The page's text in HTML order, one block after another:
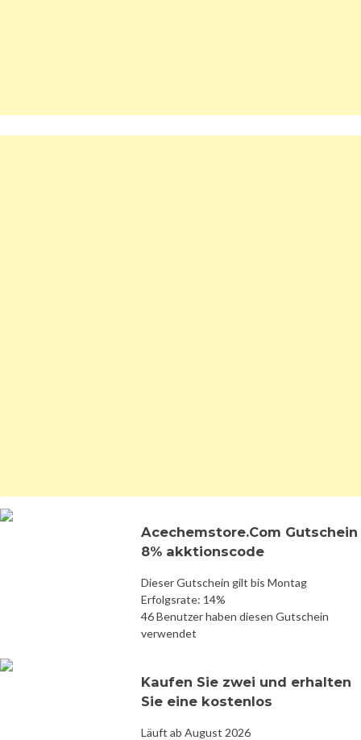
Acechemstore.Com Gutschein
8% akktionscode
Dieser Gutschein gilt bis Montag
Erfolgsrate: 14%
46 Benutzer haben diesen Gutschein
verwendet
Kaufen Sie zwei und erhalten
Sie eine kostenlos
Läuft ab August 2026